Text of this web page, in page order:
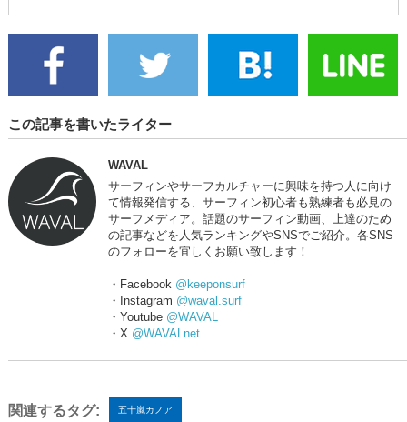
この記事を書いたライター
WAVAL
サーフィンやサーフカルチャーに興味を持つ人に向け
て情報発信する、サーフィン初心者も熟練者も必見の
サーフメディア。話題のサーフィン動画、上達のため
の記事などを人気ランキングやSNSでご紹介。各SNS
のフォローを宜しくお願い致します！
・Facebook @keeponsurf
・Instagram @waval.surf
・Youtube @WAVAL
・X @WAVALnet
関連するタグ: 五十嵐カノア